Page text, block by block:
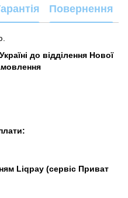
Повернення
до відділення Нової
Liqpay (сервіс Приват